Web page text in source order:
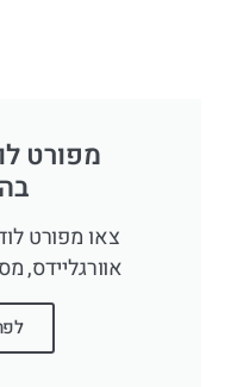
מפורט
צאו מפורט
אוורגליידס,